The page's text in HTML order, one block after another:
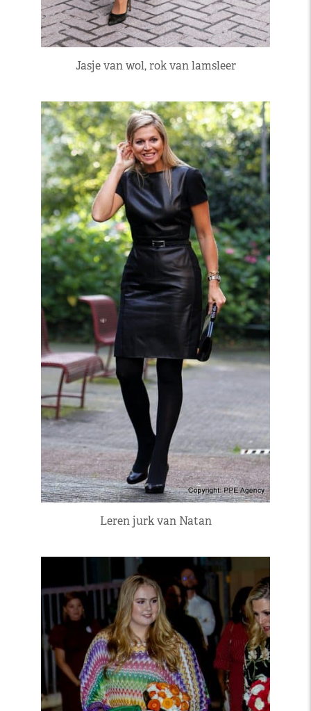
Jasje van wol, rok van lamsleer
Leren jurk van Natan